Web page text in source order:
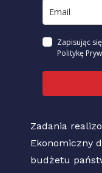
Zapisując
Politykę
Zadania
Ekonomiczny
budżetu